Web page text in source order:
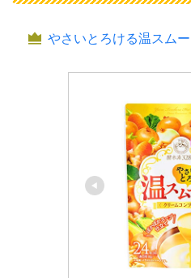
やさいとろける温スム